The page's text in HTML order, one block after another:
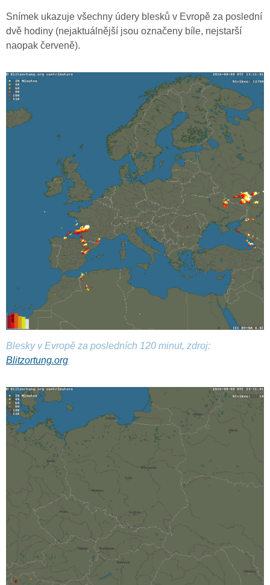
Snímek ukazuje všechny údery blesků v Evropě za poslední
dvě hodiny (nejaktuálnější jsou označeny bíle, nejstarší
naopak červeně).
Blesky v Evropě za posledních 120 minut, zdroj:
Blitzortung.org